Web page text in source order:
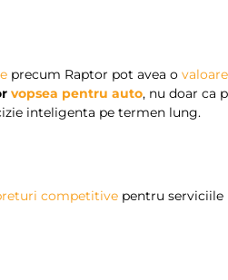
precum Raptor pot avea o
vopsea pentru auto, nu doar ca
inteligenta pe termen lung.
competitive pentru serviciile